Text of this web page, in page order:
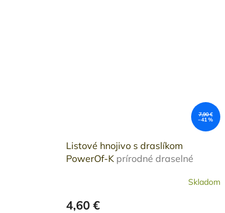
7,90 €
–41 %
Listové hnojivo s draslíkom
PowerOf-K prírodné draselné
Skladom
4,60 €